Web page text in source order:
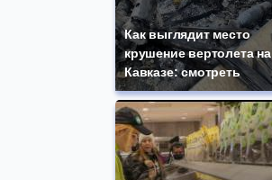
Как выглядит место
крушение вертолета на
Кавказе: смотреть